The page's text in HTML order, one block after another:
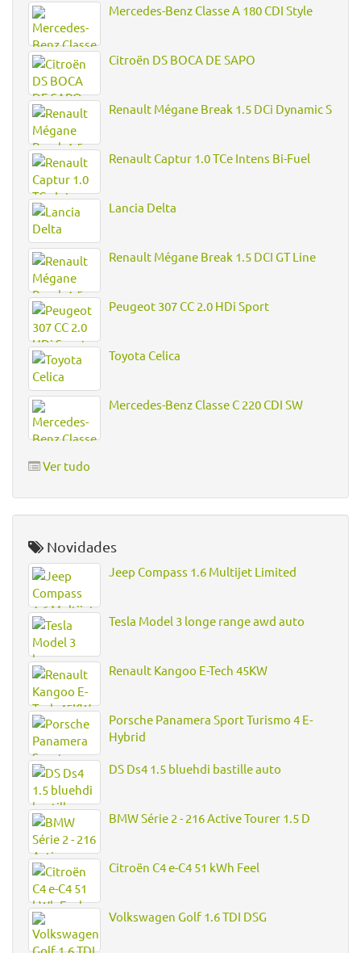
Mercedes-Benz Classe A 180 CDI Style
Citroën DS BOCA DE SAPO
Renault Mégane Break 1.5 DCi Dynamic S
Renault Captur 1.0 TCe Intens Bi-Fuel
Lancia Delta
Renault Mégane Break 1.5 DCI GT Line
Peugeot 307 CC 2.0 HDi Sport
Toyota Celica
Mercedes-Benz Classe C 220 CDI SW
Ver tudo
Novidades
Jeep Compass 1.6 Multijet Limited
Tesla Model 3 longe range awd auto
Renault Kangoo E-Tech 45KW
Porsche Panamera Sport Turismo 4 E-
Hybrid
DS Ds4 1.5 bluehdi bastille auto
BMW Série 2 - 216 Active Tourer 1.5 D
Citroën C4 e-C4 51 kWh Feel
Volkswagen Golf 1.6 TDI DSG